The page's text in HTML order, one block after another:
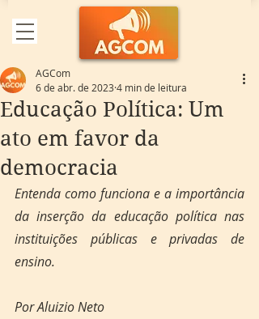
Educação Política: Um
ato em favor da
democracia
AGCom
6 de abr. de 2023 4 min de leitura
Entenda como funciona e a importância
da inserção da educação política nas
instituições públicas e privadas de
ensino.
Por Aluizio Neto